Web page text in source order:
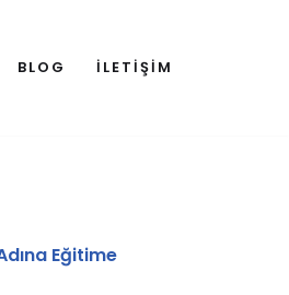
BLOG İLETIŞIM
Eğitime